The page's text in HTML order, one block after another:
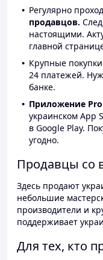
Регулярно
продавцов.
настоящими.
главной
Крупные
24 платежей.
банке.
Приложение
украинском App
в Google Play.
угодно.
Продавцы со
Здесь продают
небольшие
производители и
поддерживает
Для тех, кто